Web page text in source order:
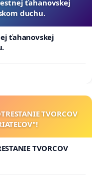
ťahanovskej
duchu.
ťahanovskej
TVORCOV
TVORCOV